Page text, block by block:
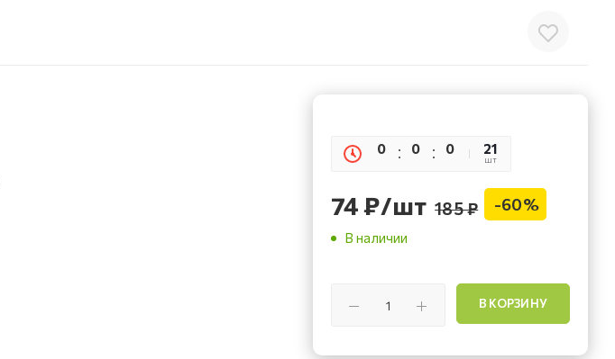
0 0 0 0
21
шт
74₽/шт 185₽ -60%
В наличии
В КОРЗИНУ